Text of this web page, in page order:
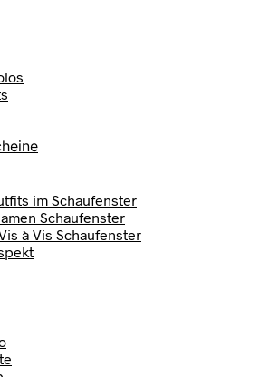
im Schaufenster
Schaufenster
à Vis Schaufenster